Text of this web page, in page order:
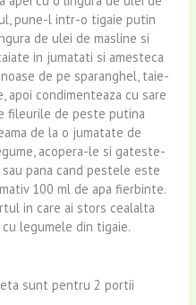
pune-l intr-o tigaie putin
de ulei de masline si
in jumatati si amesteca
de pe sparanghel, taie-
apoi condimenteaza cu sare
fileurile de peste putina
de la o jumatate de
acopera-le si gateste-
pana cand pestele este
100 ml de apa fierbinte.
in care ai stors cealalta
legumele din tigaie.
sunt pentru 2 portii